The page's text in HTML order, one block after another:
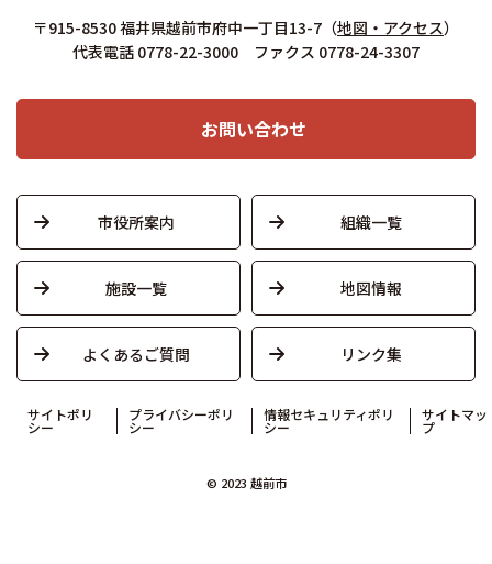
〒915-8530 福井県越前市府中一丁目13-7 （地図・アクセス）
代表電話 0778-22-3000 ファクス 0778-24-3307
お問い合わせ
市役所案内 組織一覧
施設一覧 地図情報
よくあるご質問 リンク集
サイトポリ
シー
プライバシーポリ
シー
情報セキュリティポリ
シー
サイトマッ
プ
© 2023 越前市